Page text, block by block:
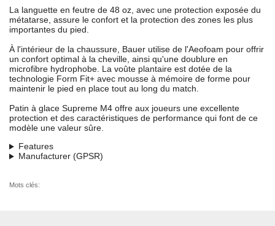
La languette en feutre de 48 oz, avec une protection exposée du
métatarse, assure le confort et la protection des zones les plus
importantes du pied.
À l'intérieur de la chaussure, Bauer utilise de l'Aeofoam pour offrir
un confort optimal à la cheville, ainsi qu'une doublure en
microfibre hydrophobe. La voûte plantaire est dotée de la
technologie Form Fit+ avec mousse à mémoire de forme pour
maintenir le pied en place tout au long du match.
Patin à glace Supreme M4 offre aux joueurs une excellente
protection et des caractéristiques de performance qui font de ce
modèle une valeur sûre.
Features
Manufacturer (GPSR)
Mots clés: